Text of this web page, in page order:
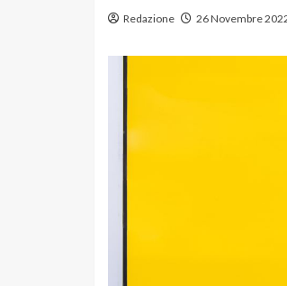
Redazione 26 Novembre